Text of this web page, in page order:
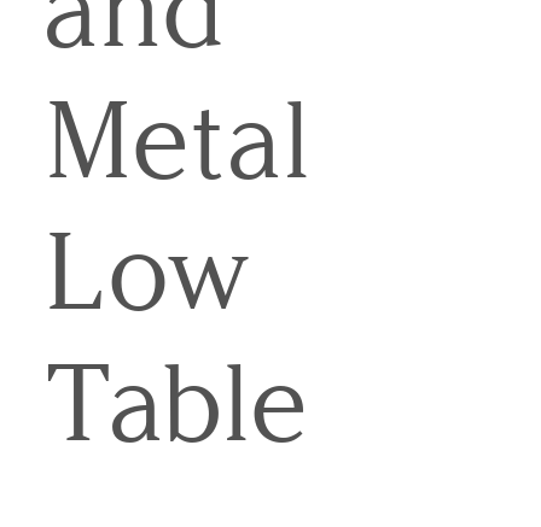
Metal
Low
Table